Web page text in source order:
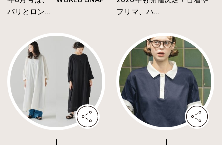
パリとロン...
フリマ、ハ...